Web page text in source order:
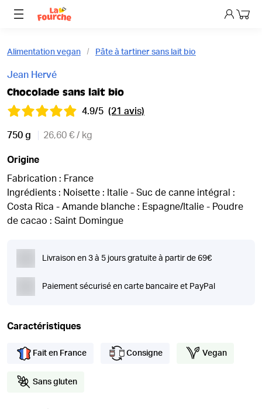
Mon
Alimentation vegan Pâte à tartiner sans lait bio
Jean Hervé
Chocolade sans lait bio
4.9/5 (21 avis)
750 g 26,60 € / kg
Origine
Fabrication : France
Ingrédients : Noisette : Italie - Suc de canne intégral :
Costa Rica - Amande blanche : Espagne/Italie - Poudre
de cacao : Saint Domingue
Livraison en 3 à 5 jours gratuite à partir de 69€
Paiement sécurisé en carte bancaire et PayPal
Caractéristiques
Fait en France Consigne Vegan
Sans gluten